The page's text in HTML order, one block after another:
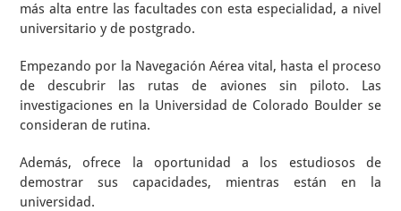
más alta entre las facultades con esta especialidad, a nivel
universitario y de postgrado.
Empezando por la Navegación Aérea vital, hasta el proceso
de descubrir las rutas de aviones sin piloto. Las
investigaciones en la Universidad de Colorado Boulder se
consideran de rutina.
Además, ofrece la oportunidad a los estudiosos de
demostrar sus capacidades, mientras están en la
universidad.